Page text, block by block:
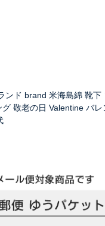
ンド brand 米海島綿 靴
敬老の日 Valentine バ